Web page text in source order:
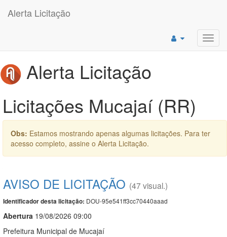
Alerta Licitação
Alerta Licitação
Licitações Mucajaí (RR)
Obs: Estamos mostrando apenas algumas licitações. Para ter
acesso completo, assine o Alerta Licitação.
AVISO DE LICITAÇÃO (47 visual.)
Identificador desta licitação: DOU-95e541ff3cc70440aaad
Abertura 19/08/2026 09:00
Prefeitura Municipal de Mucajaí